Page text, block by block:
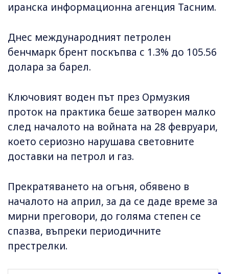
иранска информационна агенция Тасним.
Днес международният петролен
бенчмарк брент поскъпва с 1.3% до 105.56
долара за барел.
Ключовият воден път през Ормузкия
проток на практика беше затворен малко
след началото на войната на 28 февруари,
което сериозно нарушава световните
доставки на петрол и газ.
Прекратяването на огъня, обявено в
началото на април, за да се даде време за
мирни преговори, до голяма степен се
спазва, въпреки периодичните
престрелки.